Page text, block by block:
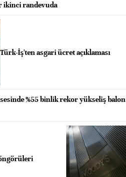
ikinci randevuda
Türk-İş'ten asgari ücret açıklaması
%55 binlik rekor yükseliş balon